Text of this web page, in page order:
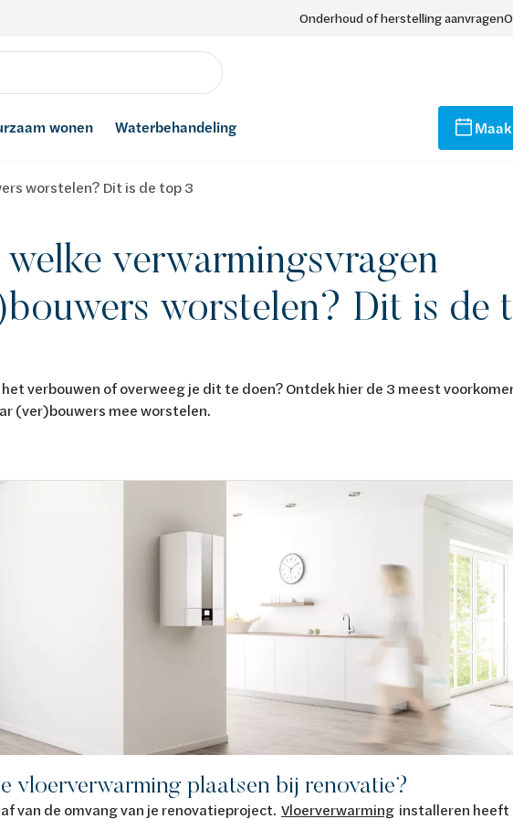
Onderhoud of herstelling aanvragen
wonen Waterbehandeling
worstelen? Dit is de top 3
verwarmingsvragen
worstelen? Dit is de
het verbouwen of overweeg je dit te doen? Ontdek hier de 3 meest
(ver)bouwers mee worstelen.
vloerverwarming plaatsen bij renovatie?
van de omvang van je renovatieproject. Vloerverwarming installeren heeft